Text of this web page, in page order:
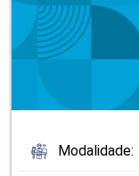
Modalidade: